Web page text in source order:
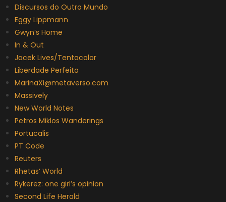
Discursos do Outro Mundo
Eggy Lippmann
Gwyn’s Home
In & Out
Jacek Lives/Tentacolor
Liberdade Perfeita
MarinaXi@metaverso.com
Massively
New World Notes
Petros Miklos Wanderings
Portucalis
PT Code
Reuters
Rhetas’ World
Rykerez: one girl’s opinion
Second Life Herald